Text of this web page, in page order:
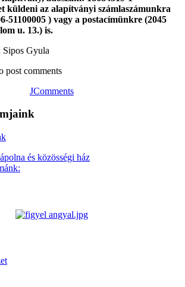
küldeni az alapítványi számlaszámunkra
51100005 ) vagy a postacímünkre (2045
u. 13.) is.
Sipos Gyula
post comments
JComments
és közösségi ház